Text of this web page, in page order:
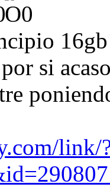
si
link/